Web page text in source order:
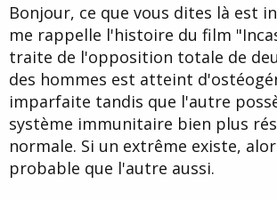
Bonjour, ce que vous dites là est
me rappelle l'histoire du film
traite de l'opposition totale de
des hommes est atteint
imparfaite tandis que l'autre
système immunitaire bien plus
normale. Si un extrême existe,
probable que l'autre aussi.